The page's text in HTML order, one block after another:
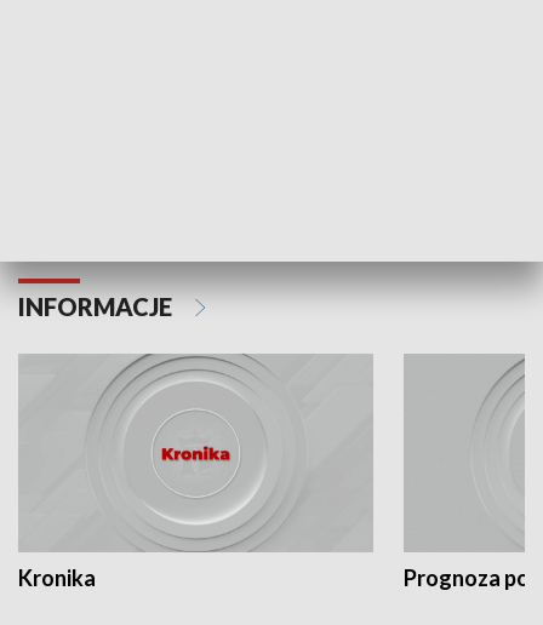
INFORMACJE
Kronika Prognoza